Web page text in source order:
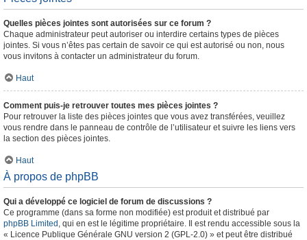
Quelles pièces jointes sont autorisées sur ce forum ?
Chaque administrateur peut autoriser ou interdire certains types de pièces
jointes. Si vous n’êtes pas certain de savoir ce qui est autorisé ou non, nous
vous invitons à contacter un administrateur du forum.
Haut
Comment puis-je retrouver toutes mes pièces jointes ?
Pour retrouver la liste des pièces jointes que vous avez transférées, veuillez
vous rendre dans le panneau de contrôle de l’utilisateur et suivre les liens vers
la section des pièces jointes.
Haut
À propos de phpBB
Qui a développé ce logiciel de forum de discussions ?
Ce programme (dans sa forme non modifiée) est produit et distribué par
phpBB Limited , qui en est le légitime propriétaire. Il est rendu accessible sous la
« Licence Publique Générale GNU version 2 (GPL-2.0) » et peut être distribué